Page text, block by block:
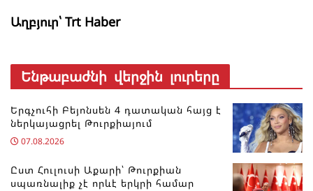
Աղբյուր՝ Trt Haber
Ենթաբաժնի վերջին լուրերը
Երգչուհի Բեյոնսեն ​​4 դատական հայց է
ներկայացրել Թուրքիայում
07.08.2026
Ըստ Հուլուսի Աքարի՝ Թուրքիան
սպառնալիք չէ որևէ երկրի համար